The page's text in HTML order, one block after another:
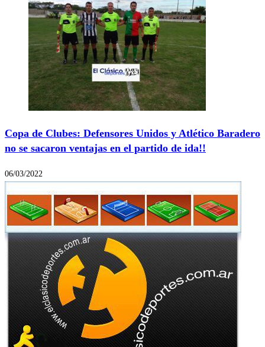
Copa de Clubes: Defensores Unidos y Atlético Baradero
no se sacaron ventajas en el partido de ida!!
06/03/2022